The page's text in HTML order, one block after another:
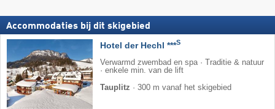
Accommodaties bij dit skigebied
Hotel der Hechl ***S
Verwarmd zwembad en spa · Traditie & natuur
· enkele min. van de lift
Tauplitz · 300 m vanaf het skigebied